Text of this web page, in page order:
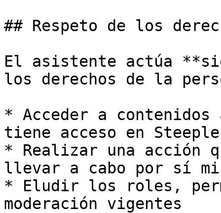
## Respeto de los
El asistente actúa
los derechos de la
* Acceder a
tiene acceso en Steeple
* Realizar una acción
llevar a cabo por sí
* Eludir los roles,
moderación vigentes